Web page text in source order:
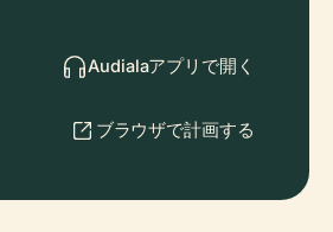
Audialaアプリで開く
ブラウザで計画する